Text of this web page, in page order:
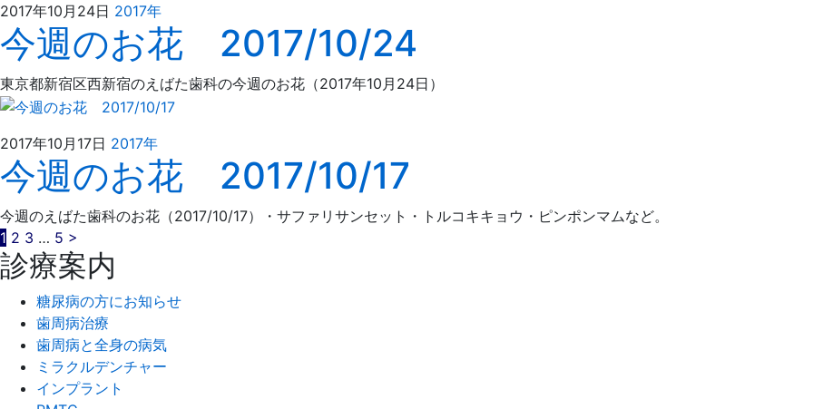
2017年10月24日 2017年2021
年
4
月
4
え
ば
た
歯
科
今週のお花 2017/10/24
東京都新宿区西新宿のえばた歯科の今週のお花（2017年10月24日）
2017年10月17日 2017年2021
年
4
月
え
ば
た
歯
科
今週のお花 2017/10/17
今週のえばた歯科のお花（2017/10/17）・サファリサンセット・トルコキキョウ・ピンポンマムなど。
投
稿
の
ペ
ー
1 2 3 … 5 >
診療案内
糖尿病の方にお知らせ
歯周病治療
歯周病と全身の病気
ミラクルデンチャー
インプラント